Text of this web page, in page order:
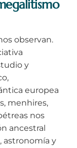
observan.
y
europea
menhires,
nos
ancestral
astronomía y